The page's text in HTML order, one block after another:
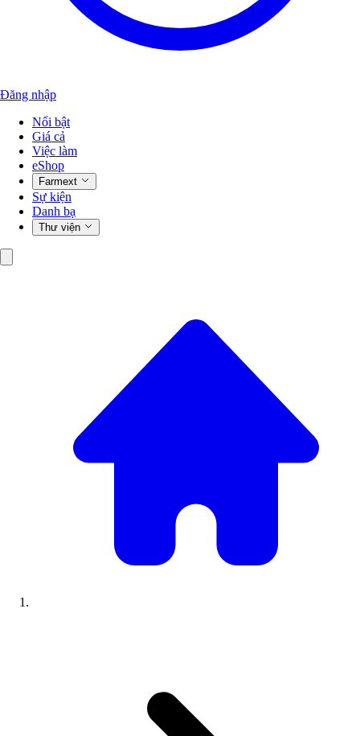
Đăng nhập
Nổi bật
Giá cả
Việc làm
eShop
Farmext
Sự kiện
Danh bạ
Thư viện